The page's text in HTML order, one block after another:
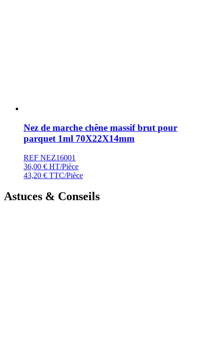
Nez de marche chêne massif brut pour
parquet 1ml 70X22X14mm
REF NEZ16001
36,00 € HT/Pièce
43,20 € TTC/Pièce
Astuces & Conseils